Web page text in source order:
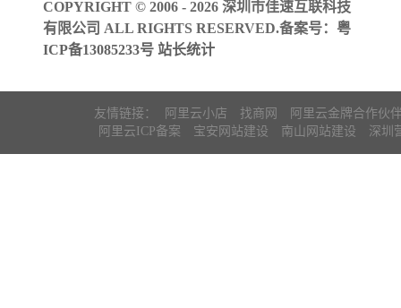
COPYRIGHT © 2006 - 2026 深圳市佳速互联科技
有限公司 ALL RIGHTS RESERVED.备案号： 粤
ICP备13085233号 站长统计
友情链接： 阿里云小店 找商网
阿里云金牌合作伙
阿里云ICP备案
宝安网站建设 南山网站建设 深圳